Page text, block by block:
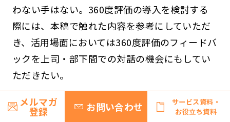
わない手はない。360度評価の導入を検討する
際には、本稿で触れた内容を参考にしていただ
き、活用場面においては360度評価のフィードバ
ックを上司・部下間での対話の機会にもしてい
ただきたい。
▲目次に戻る
メルマガ
登録 お問い合わせ
サービス資料・
お役立ち資料